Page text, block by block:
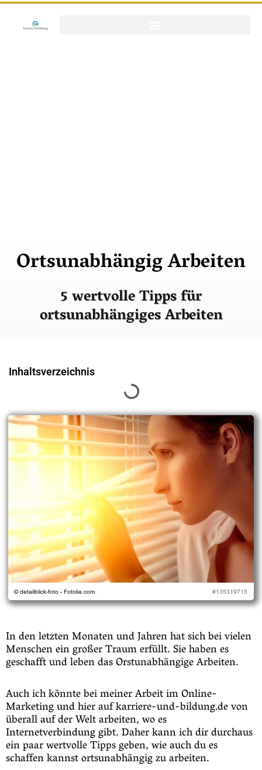
Ortsunabhängig Arbeiten
5 wertvolle Tipps für
ortsunabhängiges Arbeiten
Inhaltsverzeichnis
In den letzten Monaten und Jahren hat sich bei vielen
Menschen ein großer Traum erfüllt. Sie haben es
geschafft und leben das Orstunabhängige Arbeiten.
Auch ich könnte bei meiner Arbeit im Online-
Marketing und hier auf karriere-und-bildung.de von
überall auf der Welt arbeiten, wo es
Internetverbindung gibt. Daher kann ich dir durchaus
ein paar wertvolle Tipps geben, wie auch du es
schaffen kannst ortsunabhängig zu arbeiten.